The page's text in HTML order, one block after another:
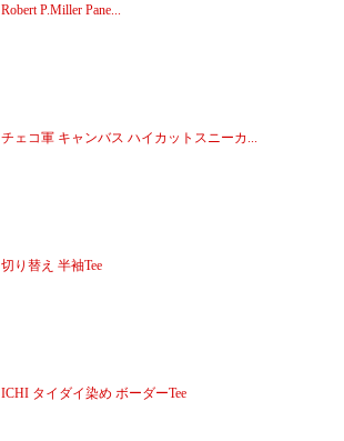
Robert P.Miller Pane...
チェコ軍 キャンバス ハイカットスニーカ...
切り替え 半袖Tee
ICHI タイダイ染め ボーダーTee